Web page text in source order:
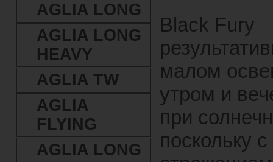
AGLIA LONG
AGLIA LONG
HEAVY
AGLIA TW
AGLIA
FLYING
AGLIA LONG
Black Fury
малом
утром и
при
поскольку